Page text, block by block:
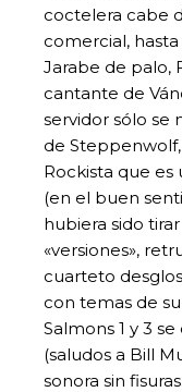
coctelera cabe
comercial,
Jarabe de palo,
cantante de
servidor sólo se
de
Rockista que es
(en el buen
hubiera sido
«versiones»,
cuarteto
con temas de
Salmons 1 y 3
(saludos a Bill
sonora sin